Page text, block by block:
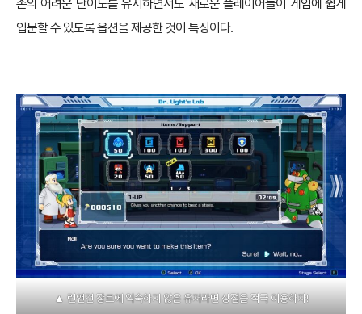
존의 어려운 난이도를 유지하면서도 새로운 플레이어들이 게임에 쉽게
입문할 수 있도록 옵션을 제공한 것이 특징이다.
▲ 런앤건 장르에 익숙하지 않은 유저라면 상점을 적극 이용하자!